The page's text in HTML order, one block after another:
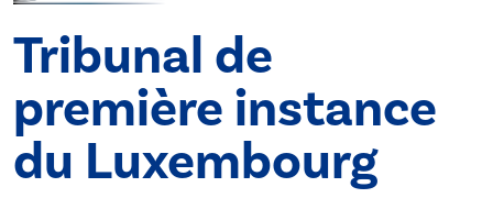
Tribunal de
première instance
du Luxembourg